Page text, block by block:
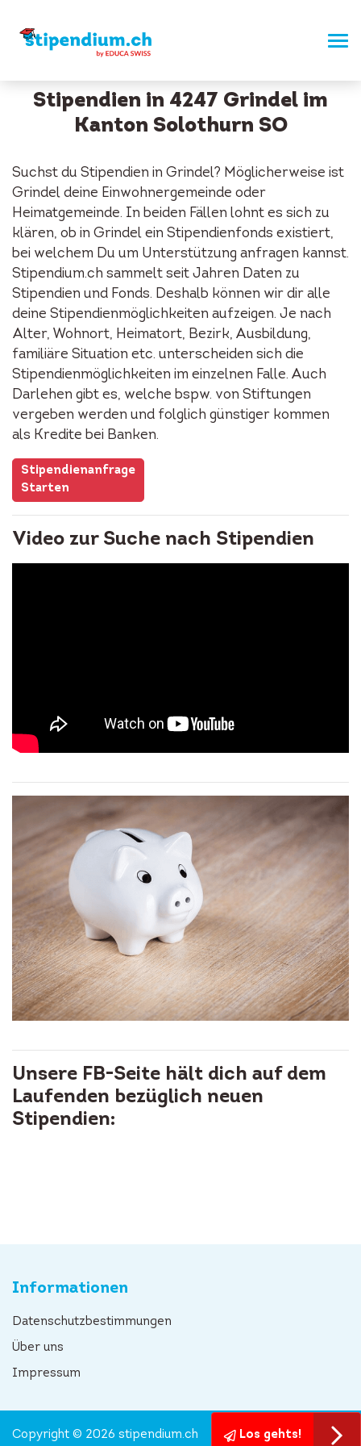
Stipendien in 4247 Grindel im
Kanton Solothurn SO
Suchst du Stipendien in Grindel? Möglicherweise ist
Grindel deine Einwohnergemeinde oder
Heimatgemeinde. In beiden Fällen lohnt es sich zu
klären, ob in Grindel ein Stipendienfonds existiert,
bei welchem Du um Unterstützung anfragen kannst.
Stipendium.ch sammelt seit Jahren Daten zu
Stipendien und Fonds. Deshalb können wir dir alle
deine Stipendienmöglichkeiten aufzeigen. Je nach
Alter, Wohnort, Heimatort, Bezirk, Ausbildung,
familiäre Situation etc. unterscheiden sich die
Stipendienmöglichkeiten im einzelnen Falle. Auch
Darlehen gibt es, welche bspw. von Stiftungen
vergeben werden und folglich günstiger kommen
als Kredite bei Banken.
Stipendienanfrage
Starten
Video zur Suche nach Stipendien
Unsere FB-Seite hält dich auf dem
Laufenden bezüglich neuen
Stipendien:
Informationen
Datenschutzbestimmungen
Über uns
Impressum
Los gehts!
Copyright © 2026 stipendium.ch